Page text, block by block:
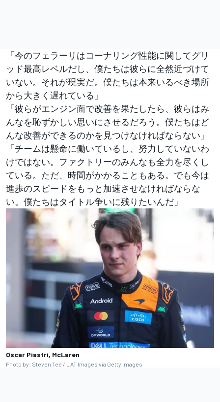
「今のフェラーリはコーナリング性能に関してグリ
ッド最高レベルだし、僕たちは彼らに全然近づけて
いない。それが現実だ。僕たちは本来いるべき場所
から大きく遅れている」
「彼らがエンジン面で改善を果たしたら、彼らはみ
んなを恥ずかしい思いにさせるだろう。僕たちはど
んな改善ができるのかを見つけなければならない」
「チームは懸命に働いているし、努力していないわ
けではない。ファクトリーのみんなも全力を尽くし
ている。ただ、時間がかかることもある。でも今は
進歩のスピードをもっと加速させなければならな
い。僕たちはタイトル争いに残りたいんだ」
Oscar Piastri, McLaren
Photo by: Steven Tee / LAT Images via Getty Images